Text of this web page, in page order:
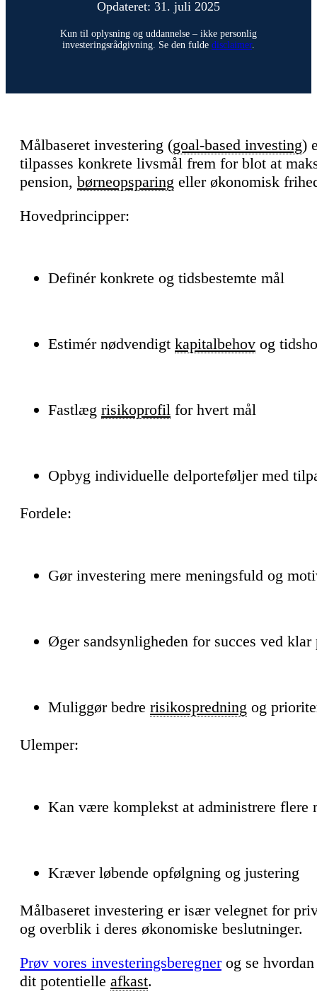
Opdateret: 31. juli 2025
Kun til oplysning og uddannelse – ikke personlig
investeringsrådgivning. Se den fulde disclaimer.
Målbaseret investering (goal-based investing)
tilpasses konkrete livsmål frem for blot at
pension, børneopsparing eller økonomisk
Hovedprincipper:
Definér konkrete og tidsbestemte mål
Estimér nødvendigt kapitalbehov og
Fastlæg risikoprofil for hvert mål
Opbyg individuelle delporteføljer med
Fordele:
Gør investering mere meningsfuld og
Øger sandsynligheden for succes ved
Muliggør bedre risikospredning og
Ulemper:
Kan være komplekst at administrere flere
Kræver løbende opfølgning og justering
Målbaseret investering er især velegnet for
og overblik i deres økonomiske beslutninger.
Prøv vores investeringsberegnerog se
dit potentielle afkast.